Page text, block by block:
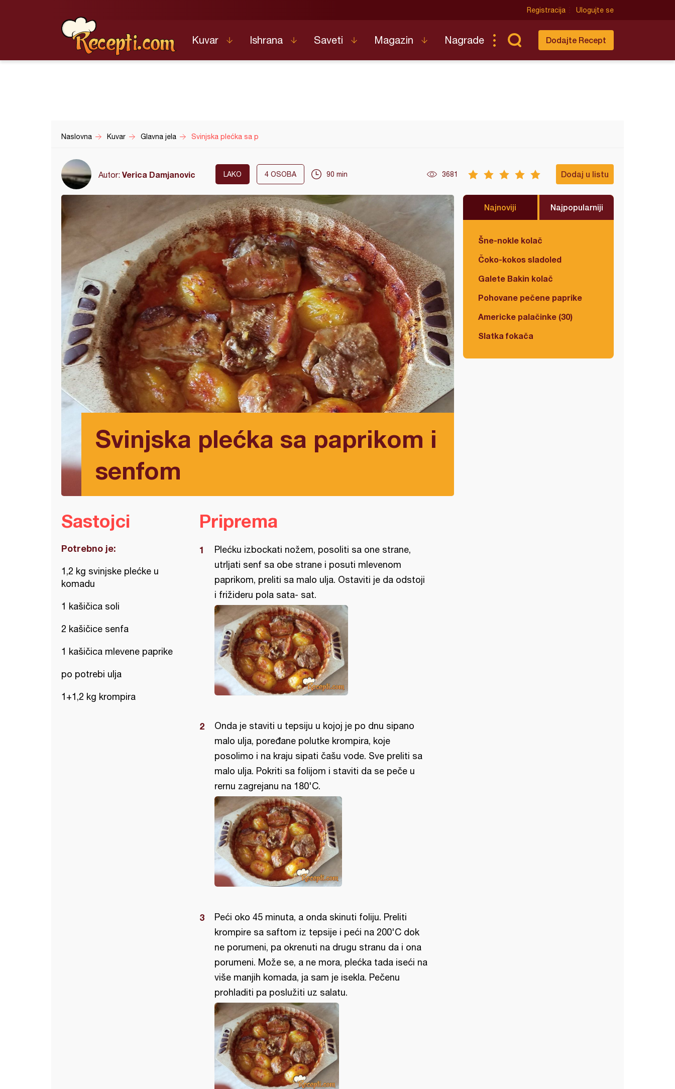
Registracija Ulogujte se
Kuvar Ishrana Saveti Magazin Nagrade Dodajte Recept
Naslovna Kuvar Glavna jela Svinjska plećka sa p
Autor: Verica Damjanovic LAKO 4 OSOBA 90 min 3681 Dodaj u listu
Svinjska plećka sa paprikom i
senfom
Najnoviji Najpopularniji
Šne-nokle kolač
Čoko-kokos sladoled
Galete Bakin kolač
Pohovane pečene paprike
Americke palačinke (30)
Slatka fokača
Sastojci
Potrebno je:
1,2 kg svinjske plećke u
komadu
1 kašičica soli
2 kašičice senfa
1 kašičica mlevene paprike
po potrebi ulja
1+1,2 kg krompira
Priprema
Plećku izbockati nožem, posoliti sa one strane,
utrljati senf sa obe strane i posuti mlevenom
paprikom, preliti sa malo ulja. Ostaviti je da odstoji
i frižideru pola sata- sat.
Onda je staviti u tepsiju u kojoj je po dnu sipano
malo ulja, poređane polutke krompira, koje
posolimo i na kraju sipati čašu vode. Sve preliti sa
malo ulja. Pokriti sa folijom i staviti da se peče u
rernu zagrejanu na 180'C.
Peći oko 45 minuta, a onda skinuti foliju. Preliti
krompire sa saftom iz tepsije i peći na 200'C dok
ne porumeni, pa okrenuti na drugu stranu da i ona
porumeni. Može se, a ne mora, plećka tada iseći na
više manjih komada, ja sam je isekla. Pečenu
prohladiti pa poslužiti uz salatu.